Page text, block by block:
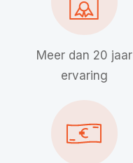
Meer dan 20 jaar
ervaring